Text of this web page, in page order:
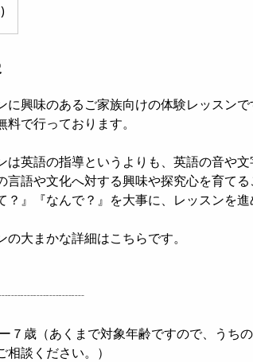
に興味のあるご家族向けの体験レッスン
で行っております。
は英語の指導というよりも、英語の音や
言語や文化へ対する興味や探究心を育て
？』『なんで？』を大事に、レッスンを進
の大まかな詳細はこちらです。
ー７歳（あくまで対象年齢ですので、うち
談ください。）